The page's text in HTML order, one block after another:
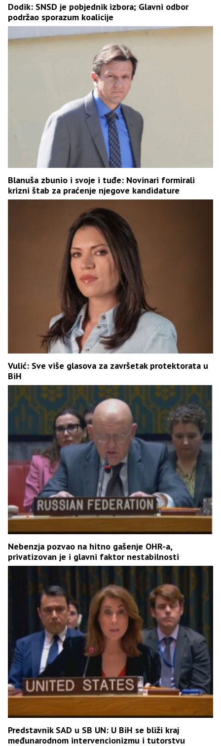
Dodik: SNSD je pobjednik izbora; Glavni odbor
podržao sporazum koalicije
Blanuša zbunio i svoje i tuđe: Novinari formirali
krizni štab za praćenje njegove kandidature
Vulić: Sve više glasova za završetak protektorata u
BiH
Nebenzja pozvao na hitno gašenje OHR-a,
privatizovan je i glavni faktor nestabilnosti
Predstavnik SAD u SB UN: U BiH se bliži kraj
međunarodnom intervencionizmu i tutorstvu